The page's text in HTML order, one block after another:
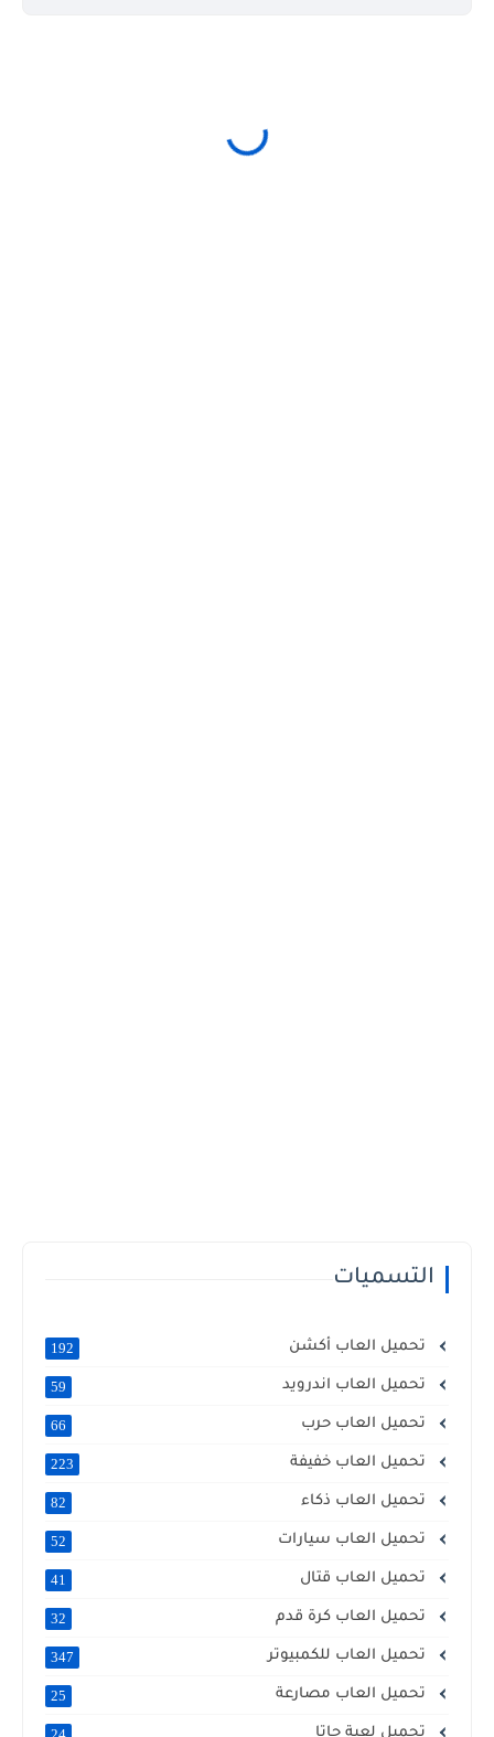
التسميات
تحميل العاب أكشن 192
تحميل العاب اندرويد 59
تحميل العاب حرب 66
تحميل العاب خفيفة 223
تحميل العاب ذكاء 82
تحميل العاب سيارات 52
تحميل العاب قتال 41
تحميل العاب كرة قدم 32
تحميل العاب للكمبيوتر 347
تحميل العاب مصارعة 25
تحميل لعبة جاتا